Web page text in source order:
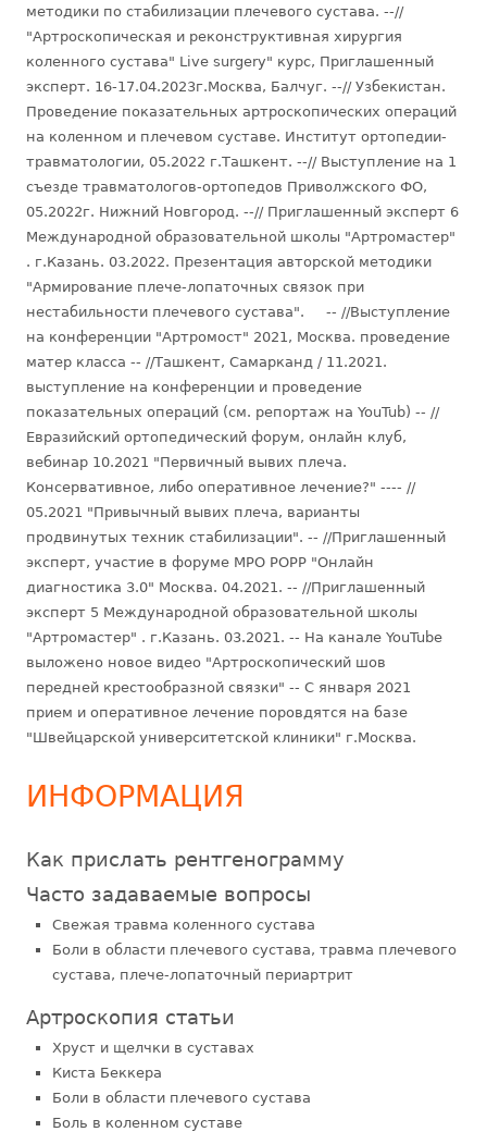
методики по стабилизации плечевого сустава. --//
"Артроскопическая и реконструктивная хирургия
коленного сустава" Live surgery" курс, Приглашенный
эксперт. 16-17.04.2023г.Москва, Балчуг. --// Узбекистан.
Проведение показательных артроскопических операций
на коленном и плечевом суставе. Институт ортопедии-
травматологии, 05.2022 г.Ташкент. --// Выступление на 1
съезде травматологов-ортопедов Приволжского ФО,
05.2022г. Нижний Новгород. --// Приглашенный эксперт 6
Международной образовательной школы "Артромастер"
. г.Казань. 03.2022. Презентация авторской методики
"Армирование плече-лопаточных связок при
нестабильности плечевого сустава". -- //Выступление
на конференции "Артромост" 2021, Москва. проведение
матер класса -- //Ташкент, Самарканд / 11.2021.
выступление на конференции и проведение
показательных операций (см. репортаж на YouTub) -- //
Евразийский ортопедический форум, онлайн клуб,
вебинар 10.2021 "Первичный вывих плеча.
Консервативное, либо оперативное лечение?" ---- //
05.2021 "Привычный вывих плеча, варианты
продвинутых техник стабилизации". -- //Приглашенный
эксперт, участие в форуме МРО РОРР "Онлайн
диагностика 3.0" Москва. 04.2021. -- //Приглашенный
эксперт 5 Международной образовательной школы
"Артромастер" . г.Казань. 03.2021. -- На канале YouTube
выложено новое видео "Артроскопический шов
передней крестообразной связки" -- С января 2021
прием и оперативное лечение поровдятся на базе
"Швейцарской университетской клиники" г.Москва.
ИНФОРМАЦИЯ
Как прислать рентгенограмму
Часто задаваемые вопросы
Свежая травма коленного сустава
Боли в области плечевого сустава, травма плечевого
сустава, плече-лопаточный периартрит
Артроскопия статьи
Хруст и щелчки в суставах
Киста Беккера
Боли в области плечевого сустава
Боль в коленном суставе